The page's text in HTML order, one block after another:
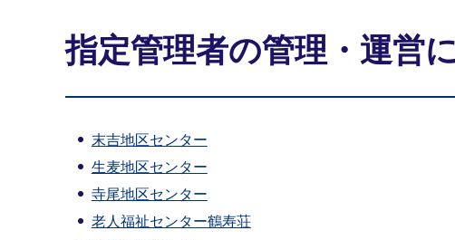
指定管理者の管理・運営
末吉地区センター
生麦地区センター
寺尾地区センター
老人福祉センター鶴寿荘